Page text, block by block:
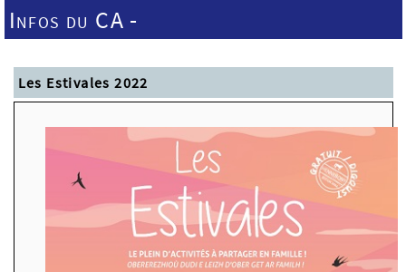
Infos du CA -
Les Estivales 2022